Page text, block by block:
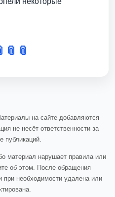
📎 📎
на сайте добавляются
не несёт ответственности за
публикаций.
материал нарушает правила или
об этом. После обращения
при необходимости удалена или